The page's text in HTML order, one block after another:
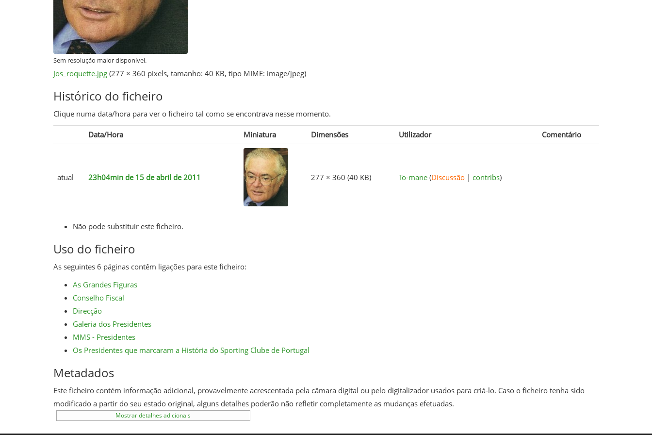
Sem resolução maior disponível.
Jos_roquette.jpg‎ (277 × 360 pixels, tamanho: 40 KB, tipo MIME: image/jpeg)
Histórico do ficheiro
Clique numa data/hora para ver o ficheiro tal como se encontrava nesse momento.
Data/Hora Miniatura Dimensões Utilizador Comentário
atual 23h04min de 15 de abril de 2011 277 × 360 (40 KB) To-mane (Discussão| contribs)
Não pode substituir este ficheiro.
Uso do ficheiro
As seguintes 6 páginas contêm ligações para este ficheiro:
As Grandes Figuras
Conselho Fiscal
Direcção
Galeria dos Presidentes
MMS - Presidentes
Os Presidentes que marcaram a História do Sporting Clube de Portugal
Metadados
Este ficheiro contém informação adicional, provavelmente acrescentada pela câmara digital ou pelo digitalizador usados para criá-lo. Caso o ficheiro tenha sido
modificado a partir do seu estado original, alguns detalhes poderão não refletir completamente as mudanças efetuadas.
Mostrar detalhes adicionais